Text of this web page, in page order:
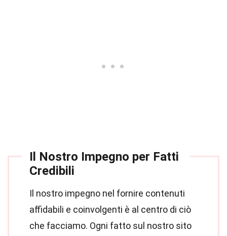
Il Nostro Impegno per Fatti
Credibili
Il nostro impegno nel fornire contenuti
affidabili e coinvolgenti è al centro di ciò
che facciamo. Ogni fatto sul nostro sito